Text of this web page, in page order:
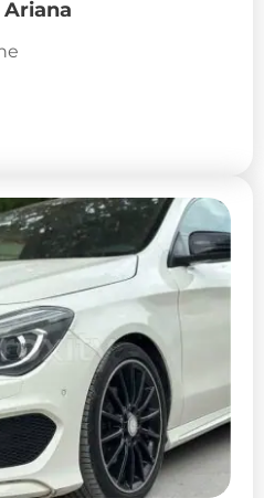
Ariana